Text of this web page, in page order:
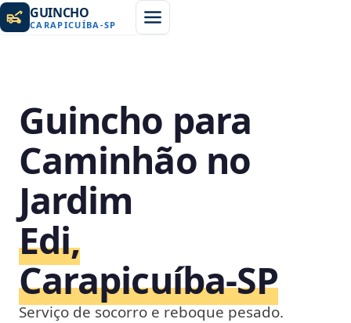
GUINCHO
CARAPICUÍBA -SP
Guincho para
Caminhão no
Jardim
Edi,
Carapicuíba‑SP
Serviço de socorro e reboque pesado.